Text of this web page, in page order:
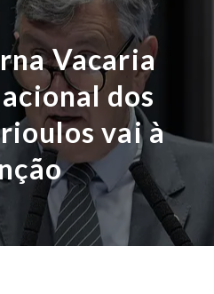
Vacaria
dos
vai à